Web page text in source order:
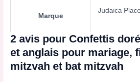
Marque
Judaica Place
2 avis pour Confettis
et anglais pour mariage,
mitzvah et bat mitzvah